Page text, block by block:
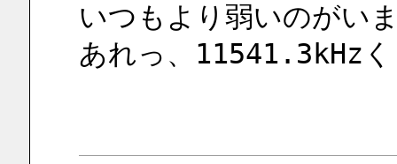
いつもより弱いのがい
あれっ、11541.3kHz